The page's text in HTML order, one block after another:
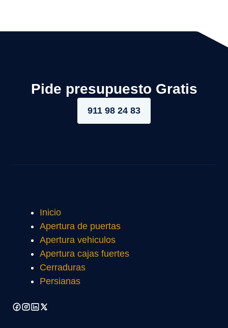
Pide presupuesto Gratis
911 98 24 83
Inicio
Apertura de puertas
Apertura vehiculos
Apertura cajas fuertes
Cerraduras
Persianas